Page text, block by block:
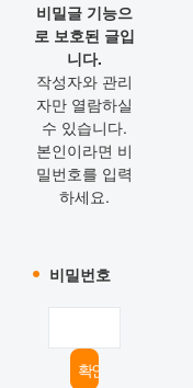
비밀글 기능으
로 보호된 글입
니다.
작성자와 관리
자만 열람하실
수 있습니다.
본인이라면 비
밀번호를 입력
하세요.
비밀번호